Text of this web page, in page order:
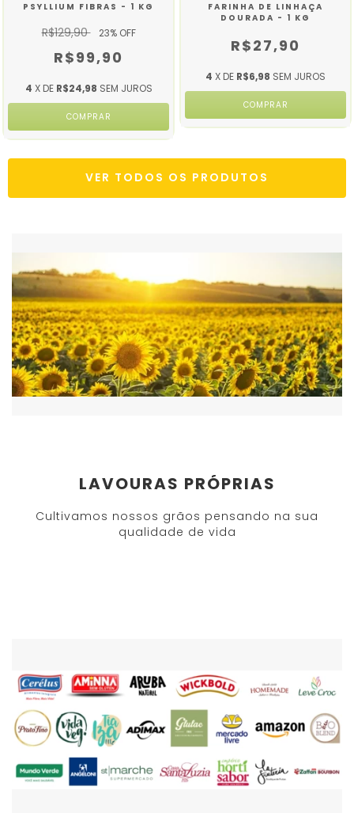
PSYLLIUM FIBRAS - 1 KG
R$129,90 23% OFF
R$99,90
4 X DE R$24,98 SEM JUROS
FARINHA DE LINHAÇA
DOURADA - 1 KG
R$27,90
4 X DE R$6,98 SEM JUROS
VER TODOS OS PRODUTOS
LAVOURAS PRÓPRIAS
Cultivamos nossos grãos pensando na sua
qualidade de vida